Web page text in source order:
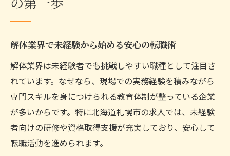
働きやすい解体求人の見極め方を紹介
解体業界で注目のワークライフバランス事
例
札幌で人気の解体業者の働き方を徹底調査
解体業への転職を成功に導く求人選びのコツ
札幌の解体求人選びで重視すべき条件
の第一歩
解体業界で未経験から始める安心の転職術
解体業界は未経験者でも挑戦しやすい職種として注目さ
れています。なぜなら、現場での実務経験を積みながら
専門スキルを身につけられる教育体制が整っている企業
が多いからです。特に北海道札幌市の求人では、未経験
者向けの研修や資格取得支援が充実しており、安心して
転職活動を進められます。